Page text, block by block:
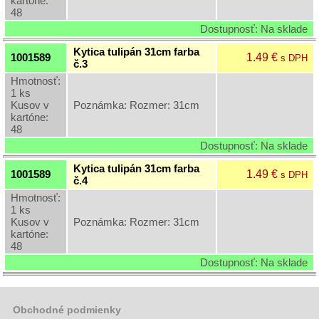
48
Dostupnosť: Na sklade
1001589
Kytica tulipán 31cm farba
č.3
1.49 €s DPH
Hmotnosť:
1 ks
Kusov v
kartóne:
48
Poznámka: Rozmer: 31cm
Dostupnosť: Na sklade
1001589
Kytica tulipán 31cm farba
č.4
1.49 €s DPH
Hmotnosť:
1 ks
Kusov v
kartóne:
48
Poznámka: Rozmer: 31cm
Dostupnosť: Na sklade
Obchodné podmienky